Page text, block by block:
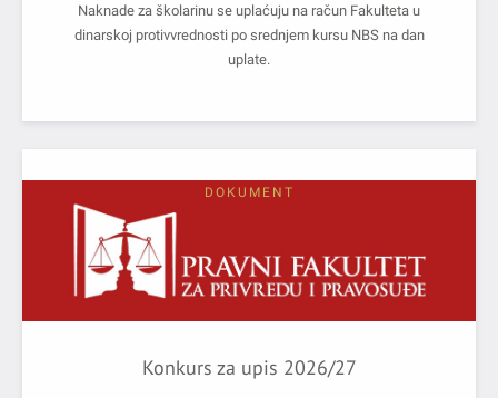
Naknade za školarinu se uplaćuju na račun Fakulteta u
dinarskoj protivvrednosti po srednjem kursu NBS na dan
uplate.
DOKUMENT
Konkurs za upis 2026/27